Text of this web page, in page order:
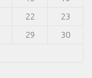
22
23
29
30